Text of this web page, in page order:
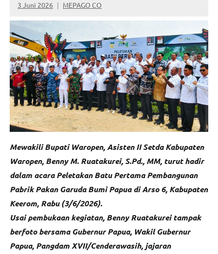
3 Juni 2026 MEPAGO CO
No
comments
Mewakili Bupati Waropen, Asisten II Setda Kabupaten
Waropen, Benny M. Ruatakurei, S.Pd., MM, turut hadir
dalam acara Peletakan Batu Pertama Pembangunan
Pabrik Pakan Garuda Bumi Papua di Arso 6, Kabupaten
Keerom, Rabu (3/6/2026).
Usai pembukaan kegiatan, Benny Ruatakurei tampak
berfoto bersama Gubernur Papua, Wakil Gubernur
Papua, Pangdam XVII/Cenderawasih, jajaran